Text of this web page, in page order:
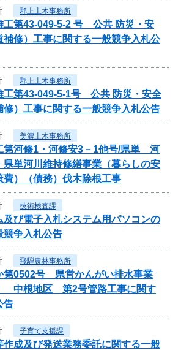
郡上土木事務所
工第43-049-5-2 号 公共 防災・安
補修）工事に関する一般競争入札公
郡上土木事務所
工第43-049-5-1号 公共 防災・安全
修）工事に関する一般競争入札公告
美濃土木事務所
第河修1・河修安3－1他号/県単 河
県単河川維持修繕事業（暮らしの安
費）（債務）伐木除根工事
技術検査課
及び電子入札システム用パソコンの
競争入札公告
飛騨農林事務所
第0502号 県営かんがい排水事業
中根地区 第2号管路工事に関す
告
子育て支援課
作成及び発送業務委託に関する一般